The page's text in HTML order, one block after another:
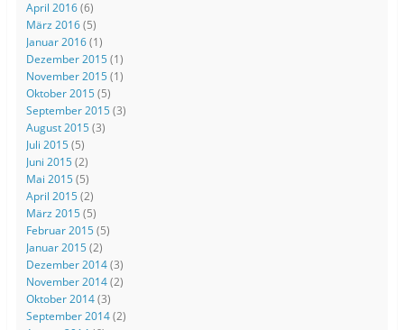
April 2016(6)
März 2016(5)
Januar 2016(1)
Dezember 2015(1)
November 2015(1)
Oktober 2015(5)
September 2015(3)
August 2015(3)
Juli 2015(5)
Juni 2015(2)
Mai 2015(5)
April 2015(2)
März 2015(5)
Februar 2015(5)
Januar 2015(2)
Dezember 2014(3)
November 2014(2)
Oktober 2014(3)
September 2014(2)